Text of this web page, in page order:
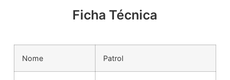
Ficha Técnica
Nome Patrol